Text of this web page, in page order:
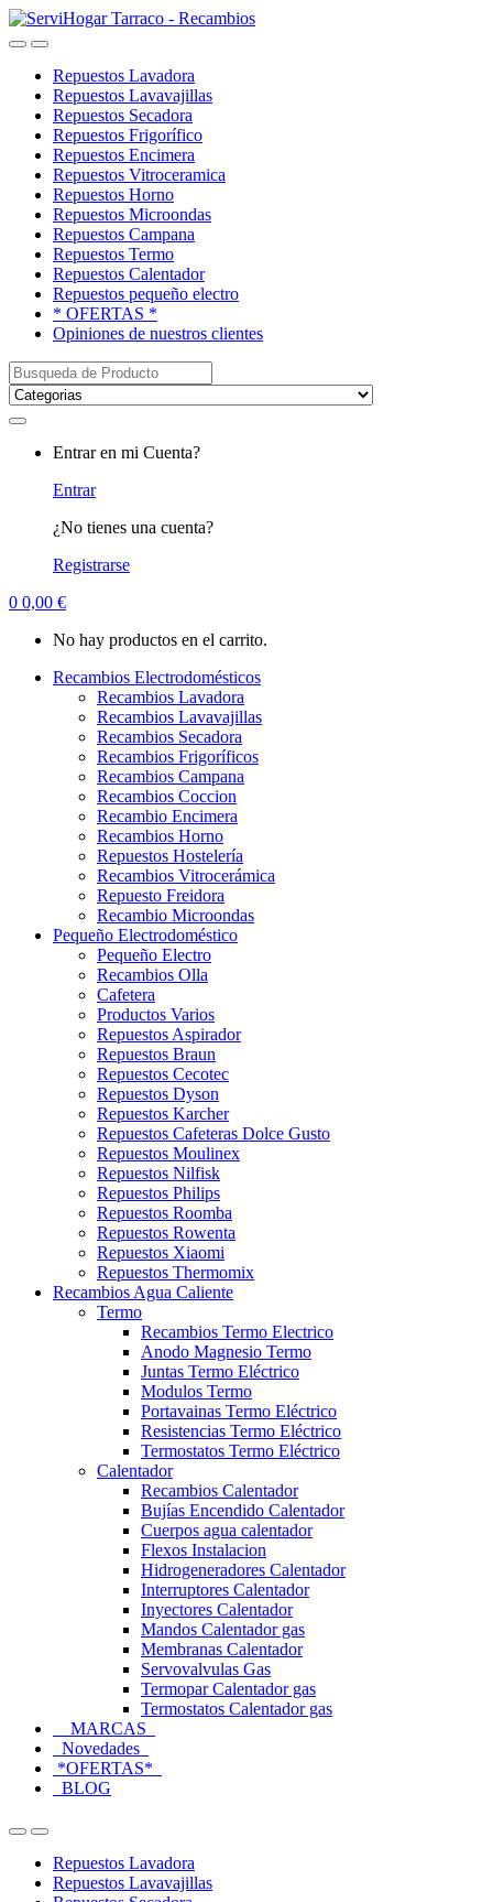
Saltar
a
saltar
al
OpenClose
Repuestos Lavadora
Repuestos Lavavajillas
Repuestos Secadora
Repuestos Frigorífico
Repuestos Encimera
Repuestos Vitroceramica
Repuestos Horno
Repuestos Microondas
Repuestos Campana
Repuestos Termo
Repuestos Calentador
Repuestos pequeño electro
* OFERTAS *
Opiniones de nuestros clientes
Buscar:
Entrar en mi Cuenta?
Entrar
¿No tienes una cuenta?
Registrarse
0 0,00 €
No hay productos en el carrito.
Recambios Electrodomésticos
Recambios Lavadora
Recambios Lavavajillas
Recambios Secadora
Recambios Frigoríficos
Recambios Campana
Recambios Coccion
Recambio Encimera
Recambios Horno
Repuestos Hostelería
Recambios Vitrocerámica
Repuesto Freidora
Recambio Microondas
Pequeño Electrodoméstico
Pequeño Electro
Recambios Olla
Cafetera
Productos Varios
Repuestos Aspirador
Repuestos Braun
Repuestos Cecotec
Repuestos Dyson
Repuestos Karcher
Repuestos Cafeteras Dolce Gusto
Repuestos Moulinex
Repuestos Nilfisk
Repuestos Philips
Repuestos Roomba
Repuestos Rowenta
Repuestos Xiaomi
Repuestos Thermomix
Recambios Agua Caliente
Termo
Recambios Termo Electrico
Anodo Magnesio Termo
Juntas Termo Eléctrico
Modulos Termo
Portavainas Termo Eléctrico
Resistencias Termo Eléctrico
Termostatos Termo Eléctrico
Calentador
Recambios Calentador
Bujías Encendido Calentador
Cuerpos agua calentador
Flexos Instalacion
Hidrogeneradores Calentador
Interruptores Calentador
Inyectores Calentador
Mandos Calentador gas
Membranas Calentador
Servovalvulas Gas
Termopar Calentador gas
Termostatos Calentador gas
MARCAS
Novedades
*OFERTAS*
BLOG
OpenClose
Repuestos Lavadora
Repuestos Lavavajillas